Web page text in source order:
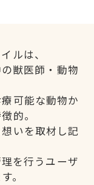
ルは、
獣医師・動物
可能な動物か
的。
いを取材し記
を行うユーザ
。